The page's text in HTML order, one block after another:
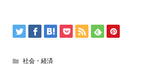
社会・経済